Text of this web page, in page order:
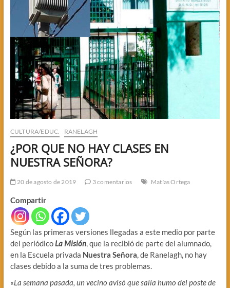
CULTURA/EDUC. RANELAGH
¿POR QUE NO HAY CLASES EN
NUESTRA SEÑORA?
20 de agosto de 2019 3 comentarios Matías Ortega
Compartir
Según las primeras versiones llegadas a este medio por parte
del periódicoLa Misión, que la recibió de parte del alumnado,
en la Escuela privada Nuestra Señora, de Ranelagh, no hay
clases debido a la suma de tres problemas.
«La semana pasada, un vecino avisó que salía humo del poste de